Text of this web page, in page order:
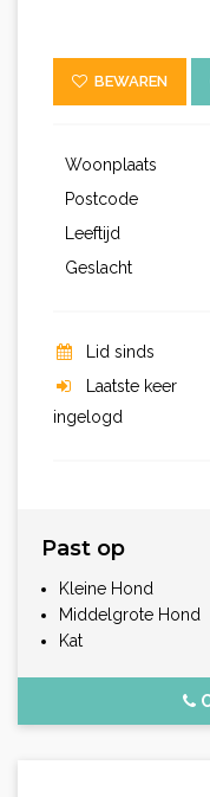
BEWAREN
Woonplaats
Postcode
Leeftijd
Geslacht
Lid sinds
Laatste keer
ingelogd
Past op
Kleine Hond
Middelgrote Hond
Kat